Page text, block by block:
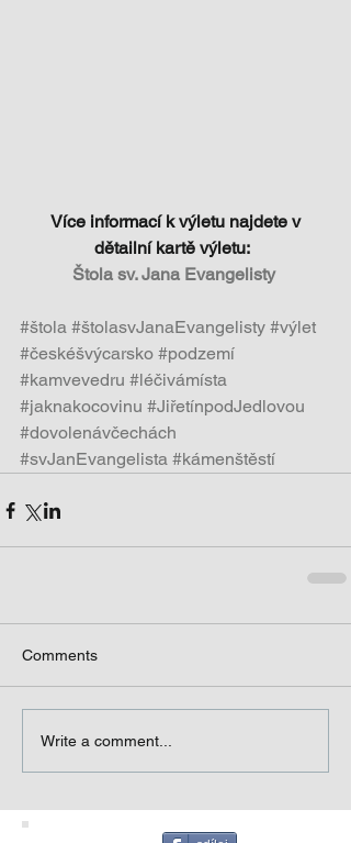
dětailní kartě výletu:
Štola sv. Jana Evangelisty
#štola #štolasvJanaEvangelisty #výlet
#českéšvýcarsko #podzemí
#kamvevedru #léčivámísta
#jaknakocovinu #JiřetínpodJedlovou
#dovolenávčechách
#svJanEvangelista #kámenštěstí
Comments
Write a comment...